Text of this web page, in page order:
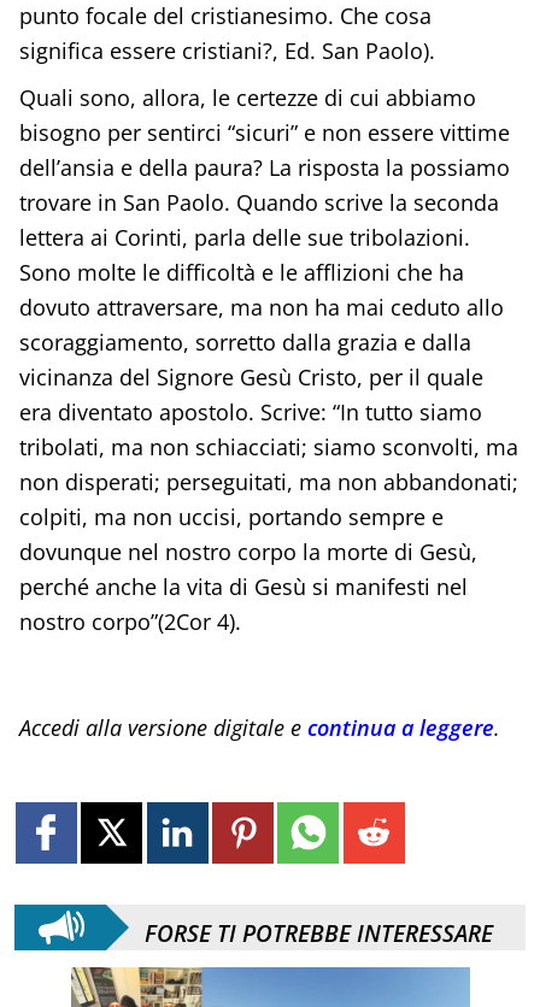
punto focale del cristianesimo. Che cosa
significa essere cristiani?, Ed. San Paolo).
Quali sono, allora, le certezze di cui abbiamo
bisogno per sentirci “sicuri” e non essere vittime
dell’ansia e della paura? La risposta la possiamo
trovare in San Paolo. Quando scrive la seconda
lettera ai Corinti, parla delle sue tribolazioni.
Sono molte le difficoltà e le afflizioni che ha
dovuto attraversare, ma non ha mai ceduto allo
scoraggiamento, sorretto dalla grazia e dalla
vicinanza del Signore Gesù Cristo, per il quale
era diventato apostolo. Scrive: “In tutto siamo
tribolati, ma non schiacciati; siamo sconvolti, ma
non disperati; perseguitati, ma non abbandonati;
colpiti, ma non uccisi, portando sempre e
dovunque nel nostro corpo la morte di Gesù,
perché anche la vita di Gesù si manifesti nel
nostro corpo”(2Cor 4).
Accedi alla versione digitale e continua a leggere.
FORSE TI POTREBBE INTERESSARE